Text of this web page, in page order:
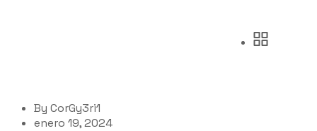
By CorGy3ri1
enero 19, 2024